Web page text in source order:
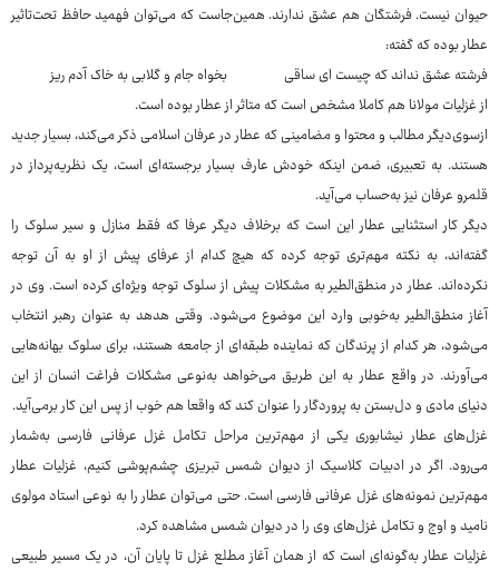
حیوان نیست. فرشتگان هم عشق ندارند. همین‌جاست که می‌توان فهمید حافظ تحت‌تاثیر
عطار بوده که گفته:
فرشته عشق نداند که چیست ای ساقی بخواه جام و گلابی به خاک آدم ریز
از غزلیات مولانا هم کاملا مشخص است که متاثر از عطار بوده است.
ازسوی‌دیگر مطالب و محتوا و مضامینی که عطار در عرفان اسلامی ذکر می‌کند، بسیار جدید
هستند. به تعبیری، ضمن اینکه خودش عارف بسیار برجسته‌ای است، یک نظریه‌پرداز در
قلمرو عرفان نیز به‌حساب می‌آید.
دیگر کار استثنایی عطار این است که برخلاف دیگر عرفا که فقط منازل و سیر سلوک را
گفته‌اند، به نکته مهم‌تری توجه کرده که هیچ کدام از عرفای پیش از او به آن توجه
نکرده‌اند. عطار در منطق‌الطیر به مشکلات پیش از سلوک توجه ویژه‌ای کرده است. وی در
آغاز منطق‌الطیر به‌خوبی وارد این موضوع می‌شود. وقتی هدهد به عنوان رهبر انتخاب
می‌شود، هر کدام از پرندگان که نماینده طبقه‌ای از جامعه هستند، برای سلوک بهانه‌هایی
می‌آورند. در واقع عطار به این طریق می‌خواهد به‌نوعی مشکلات فراغت انسان از این
دنیای مادی و دل‌بستن به پروردگار را عنوان کند که واقعا هم خوب از پس این کار برمی‌آید.
غزل‌های عطار نیشابوری یکی از مهم‌ترین مراحل تکامل غزل عرفانی فارسی به‌شمار
می‌رود. اگر در ادبیات کلاسیک از دیوان شمس تبریزی چشم‌پوشی کنیم، غزلیات عطار
مهم‌ترین نمونه‌های غزل عرفانی فارسی است. حتی می‌توان عطار را به نوعی استاد مولوی
نامید و اوج و تکامل غزل‌های وی را در دیوان شمس مشاهده کرد.
غزلیات عطار به‌گونه‌ای است که از همان آغاز مطلع غزل تا پایان آن، در یک مسیر طبیعی